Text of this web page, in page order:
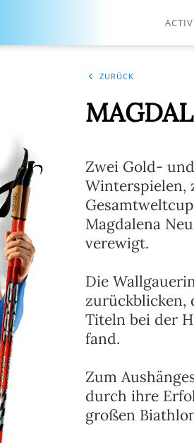
ZURÜCK
Zwei Gold-
Winterspielen,
Magdalena
verewigt.
Die
zurückblicken,
Titeln bei der
fand.
Zum
durch ihre
großen